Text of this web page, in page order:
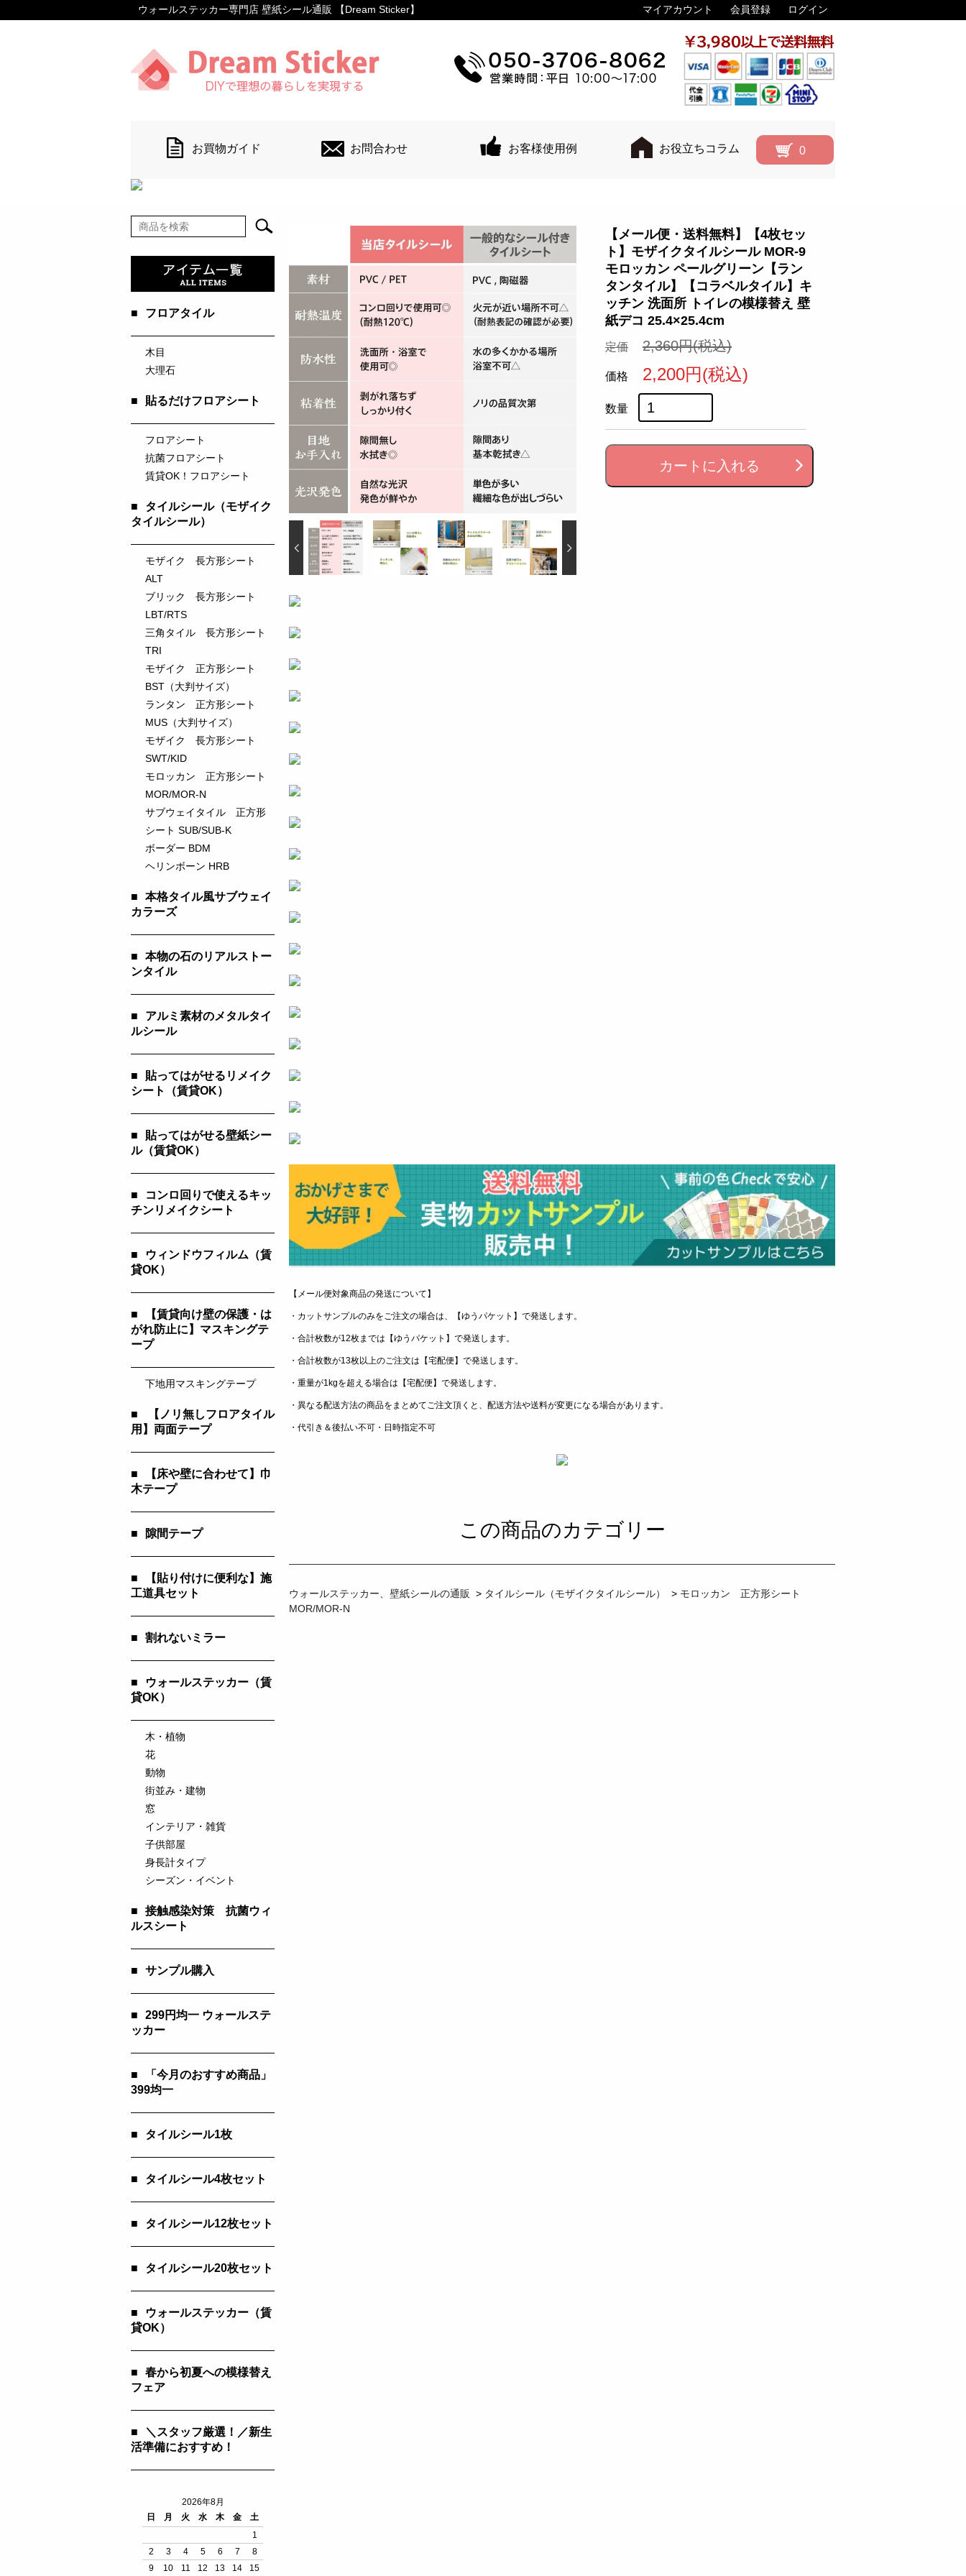
ウォールステッカー専門店 壁紙シール通販 【Dream Sticker】 マイアカウント 会員登録 ログイン
お買物ガイド お問合わせ お客様使用例 お役立ちコラム 0
■ フロアタイル
木目
大理石
■ 貼るだけフロアシート
フロアシート
抗菌フロアシート
賃貸OK！フロアシート
■
タイルシール（モザイク
タイルシール）
モザイク 長方形シート
ALT
ブリック 長方形シート
LBT/RTS
三角タイル 長方形シート
TRI
モザイク 正方形シート
BST（大判サイズ）
ランタン 正方形シート
MUS（大判サイズ）
モザイク 長方形シート
SWT/KID
モロッカン 正方形シート
MOR/MOR-N
サブウェイタイル 正方形
シート SUB/SUB-K
ボーダー BDM
ヘリンボーン HRB
■
本格タイル風サブウェイ
カラーズ
■
本物の石のリアルストー
ンタイル
■
アルミ素材のメタルタイ
ルシール
■
貼ってはがせるリメイク
シート（賃貸OK）
■
貼ってはがせる壁紙シー
ル（賃貸OK）
■
コンロ回りで使えるキッ
チンリメイクシート
■
ウィンドウフィルム（賃
貸OK）
■
【賃貸向け壁の保護・は
がれ防止に】マスキングテ
ープ
下地用マスキングテープ
■
【ノリ無しフロアタイル
用】両面テープ
■
【床や壁に合わせて】巾
木テープ
■ 隙間テープ
■
【貼り付けに便利な】施
工道具セット
■ 割れないミラー
■
ウォールステッカー（賃
貸OK）
木・植物
花
動物
街並み・建物
窓
インテリア・雑貨
子供部屋
身長計タイプ
シーズン・イベント
■
接触感染対策 抗菌ウィ
ルスシート
■ サンプル購入
■
299円均一 ウォールステ
ッカー
■
「今月のおすすめ商品」
399均一
■ タイルシール1枚
■ タイルシール4枚セット
■ タイルシール12枚セット
■ タイルシール20枚セット
■
ウォールステッカー（賃
貸OK）
■
春から初夏への模様替え
フェア
■
＼スタッフ厳選！／新生
活準備におすすめ！
2026年8月
日
月 火 水 木 金
土
1
2
3 4 5 6 7
8
9
10 11 12 13 14 15
【メール便・送料無料】【4枚セッ
ト】モザイクタイルシール MOR-9
モロッカン ペールグリーン【ラン
タンタイル】【コラベルタイル】キ
ッチン 洗面所 トイレの模様替え 壁
紙デコ 25.4×25.4cm
定価 2,360円(税込)
価格 2,200円(税込)
数量
カートに入れる
【メール便対象商品の発送について】
・カットサンプルのみをご注文の場合は、【ゆうパケット】で発送します。
・合計枚数が12枚までは【ゆうパケット】で発送します。
・合計枚数が13枚以上のご注文は【宅配便】で発送します。
・重量が1kgを超える場合は【宅配便】で発送します。
・異なる配送方法の商品をまとめてご注文頂くと、配送方法や送料が変更になる場合があります。
・代引き＆後払い不可・日時指定不可
この商品のカテゴリー
ウォールステッカー、壁紙シールの通販 > タイルシール（モザイクタイルシール） > モロッカン 正方形シート
MOR/MOR-N